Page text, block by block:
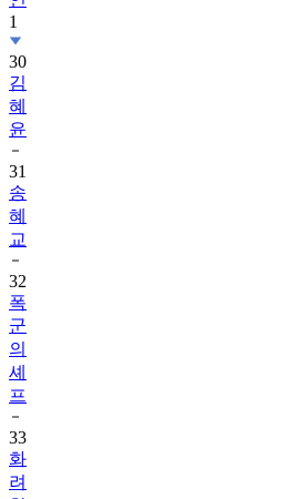
30
김
혜
윤
31
송
혜
교
32
폭
군
의
셰
프
33
화
려
한
날